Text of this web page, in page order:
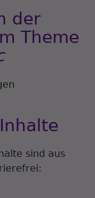
der
Theme
sind aus